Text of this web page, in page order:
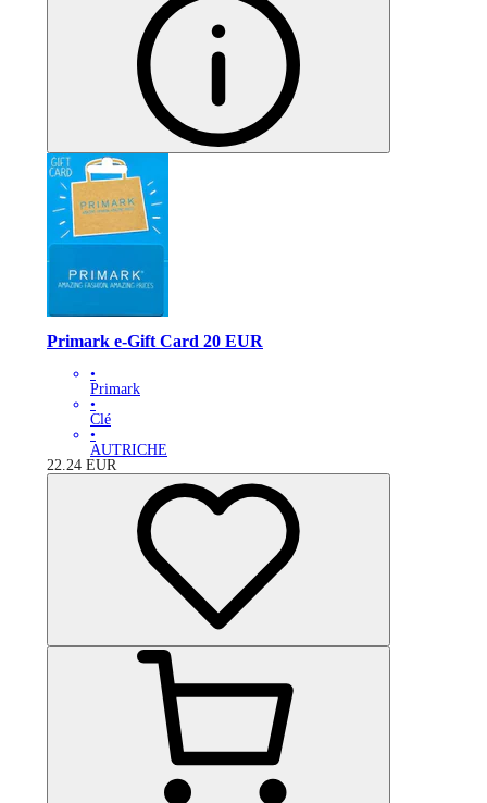
Primark e-Gift Card 20 EUR
•
Primark
•
Clé
•
AUTRICHE
22.24 EUR